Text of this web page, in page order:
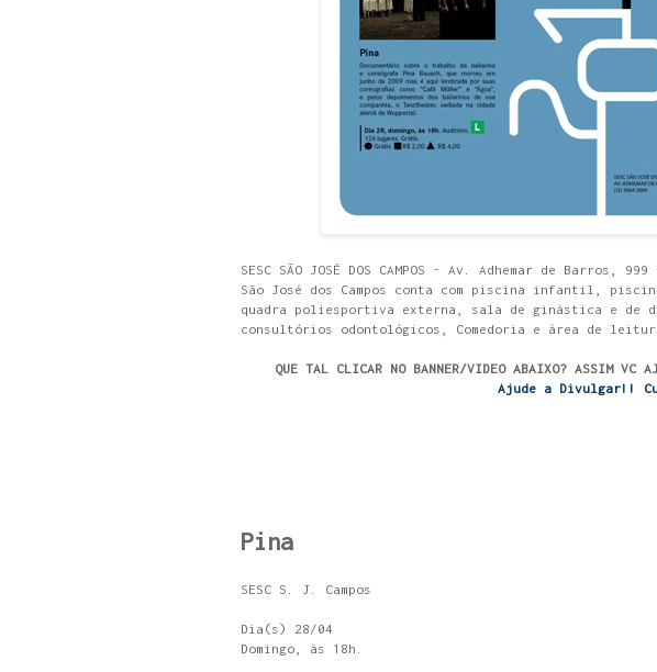
SESC SÃO JOSÉ DOS CAMPOS - Av. Adhemar de Barros,
São José dos Campos conta com piscina infantil,
quadra poliesportiva externa, sala de ginástica e de
consultórios odontológicos, Comedoria e área de
QUE TAL CLICAR NO BANNER/VIDEO ABAIXO? ASSIM VC
Ajude a Divulgar!!
Pina
SESC S. J. Campos
Dia(s) 28/04
Domingo, às 18h.